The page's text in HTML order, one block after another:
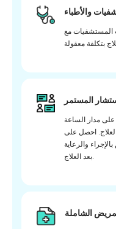
والأطباء
المستشفيات مع
المستمر
مدار الساعة
احصل على
والرعاية
بعد العلاج.
الشاملة